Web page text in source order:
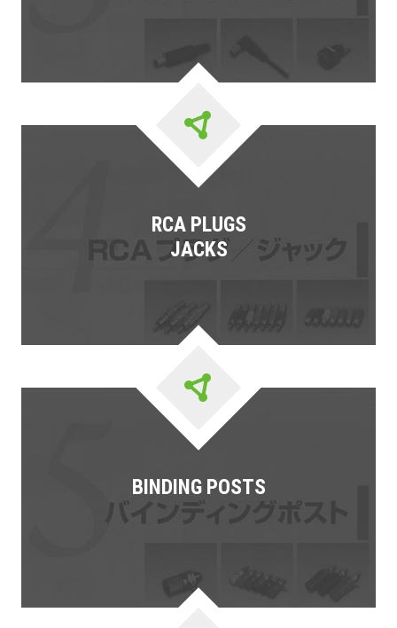
RCA PLUGS
JACKS
BINDING POSTS